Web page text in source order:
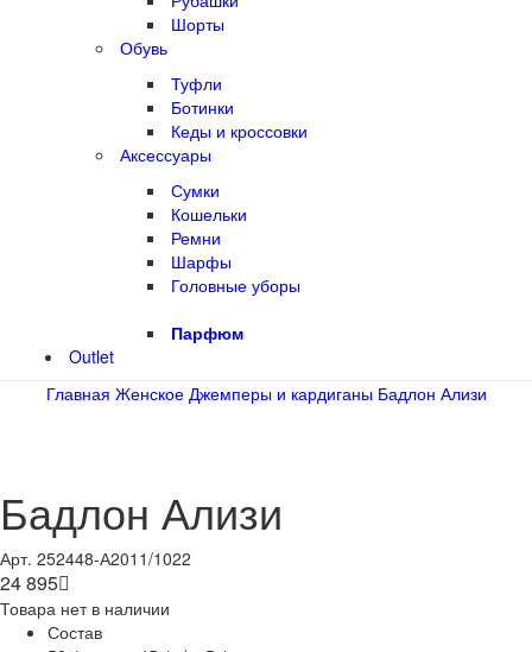
Шорты
Обувь
Туфли
Ботинки
Кеды и кроссовки
Аксессуары
Сумки
Кошельки
Ремни
Шарфы
Головные уборы
Парфюм
Outlet
Главная Женское Джемперы и кардиганы Бадлон Ализи
Бадлон Ализи
Арт. 252448-А2011/1022
24 895
Товара нет в наличии
Состав